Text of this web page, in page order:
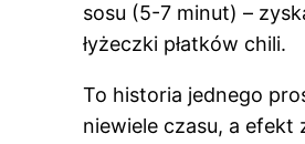
sosu (5-7 minut) –
łyżeczki płatków chili.
To historia jednego
niewiele czasu, a